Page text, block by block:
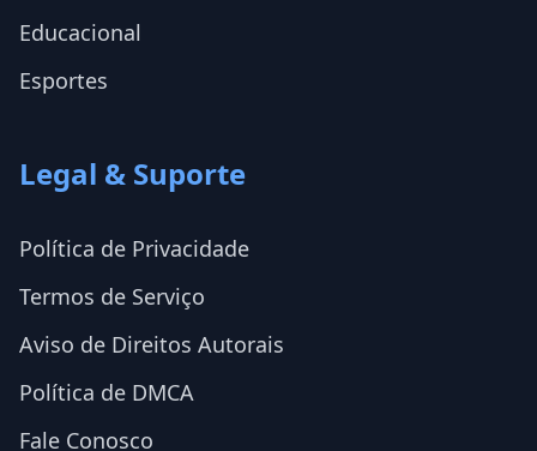
Educacional
Esportes
Legal & Suporte
Política de Privacidade
Termos de Serviço
Aviso de Direitos Autorais
Política de DMCA
Fale Conosco